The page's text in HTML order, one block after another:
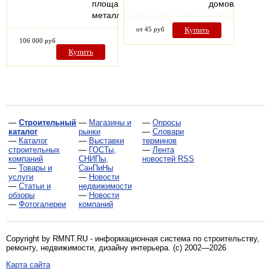
площади,
металлический…
106 000 руб
Купить
домов.
от 45 руб Купить
— Строительный
каталог
— Каталог
строительных
компаний
— Товары и
услуги
— Статьи и
обзоры
— Фотогалереи
— Магазины и
рынки
— Выставки
— ГОСТы,
СНИПы,
СанПиНы
— Новости
недвижимости
— Новости
компаний
— Опросы
— Словари
терминов
— Лента
новостей RSS
Copyright by RMNT.RU - информационная система по строительству,
ремонту, недвижимости, дизайну интерьера. (c) 2002—2026
Карта сайта